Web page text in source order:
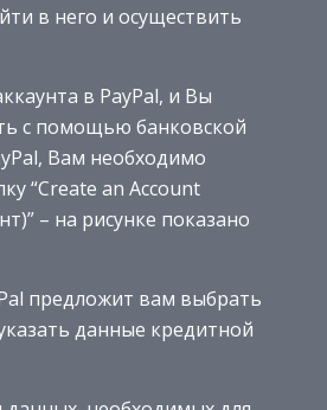
в него и осуществить
в PayPal, и Вы
с помощью банковской
Вам необходимо
“Create an Account
– на рисунке показано
предложит вам выбрать
данные кредитной